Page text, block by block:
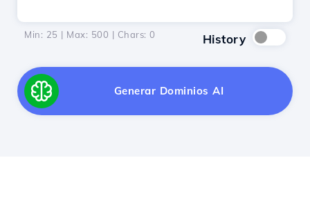
Min: 25 | Max: 500 | Chars: 0 History
Generar Dominios AI